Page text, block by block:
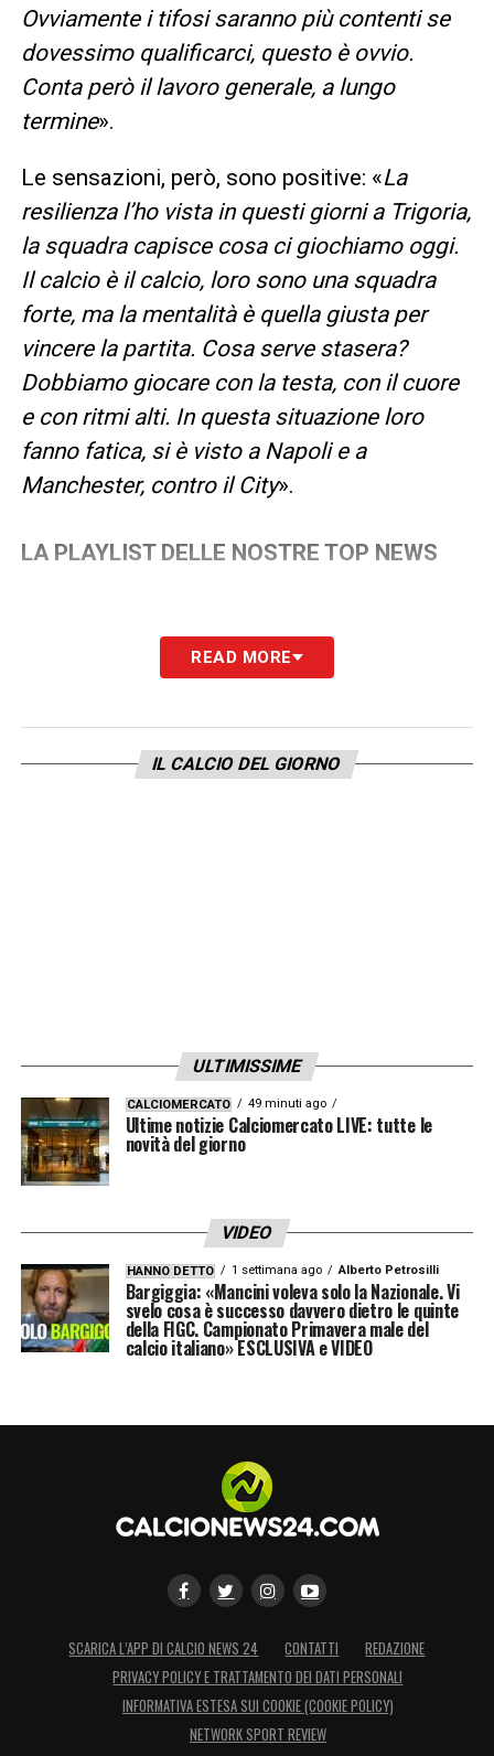
Ovviamente i tifosi saranno più contenti se
dovessimo qualificarci, questo è ovvio.
Conta però il lavoro generale, a lungo
termine».
Le sensazioni, però, sono positive: «La
resilienza l’ho vista in questi giorni a Trigoria,
la squadra capisce cosa ci giochiamo oggi.
Il calcio è il calcio, loro sono una squadra
forte, ma la mentalità è quella giusta per
vincere la partita. Cosa serve stasera?
Dobbiamo giocare con la testa, con il cuore
e con ritmi alti. In questa situazione loro
fanno fatica, si è visto a Napoli e a
Manchester, contro il City».
LA PLAYLIST DELLE NOSTRE TOP NEWS
READ MORE
IL CALCIO DEL GIORNO
ULTIMISSIME
CALCIOMERCATO 49 minuti ago
Ultime notizie Calciomercato LIVE: tutte le
novità del giorno
VIDEO
HANNO DETTO 1 settimana ago Alberto Petrosilli
Bargiggia: «Mancini voleva solo la Nazionale. Vi
svelo cosa è successo davvero dietro le quinte
della FIGC. Campionato Primavera male del
calcio italiano» ESCLUSIVA e VIDEO
SCARICA L’APP DI CALCIO NEWS 24 CONTATTI
REDAZIONE
PRIVACY POLICY E TRATTAMENTO DEI DATI PERSONALI
INFORMATIVA ESTESA SUI COOKIE (COOKIE POLICY)
NETWORK SPORT REVIEW